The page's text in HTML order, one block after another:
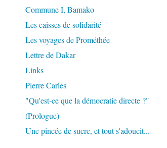
Commune I, Bamako
Les caisses de solidarité
Les voyages de Prométhée
Lettre de Dakar
Links
Pierre Carles
"Qu'est-ce que la démocratie directe ?"
(Prologue)
Une pincée de sucre, et tout s'adoucit...